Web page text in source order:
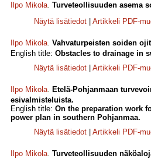
Ilpo Mikola. Turveteollisuuden asema
Näytä lisätiedot
Artikkeli PDF-
Ilpo Mikola. Vahvaturpeisten soiden
English title: Obstacles to drainage in
Näytä lisätiedot
Artikkeli PDF-
Ilpo Mikola. Etelä-Pohjanmaan
esivalmisteluista.
English title: On the preparation work
power plan in southern Pohjanmaa.
Näytä lisätiedot
Artikkeli PDF-
Ilpo Mikola. Turveteollisuuden